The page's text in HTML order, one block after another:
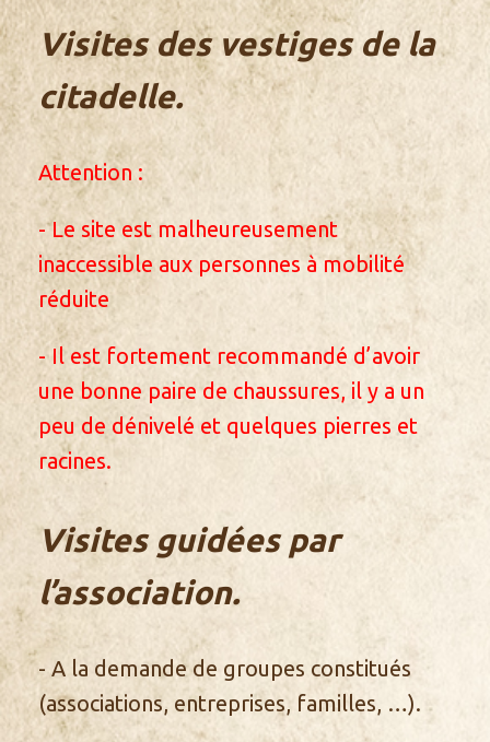
Visites des vestiges de la
citadelle.
Attention :
- Le site est malheureusement
inaccessible aux personnes à mobilité
réduite
- Il est fortement recommandé d’avoir
une bonne paire de chaussures, il y a un
peu de dénivelé et quelques pierres et
racines.
Visites guidées par
l’association.
- A la demande de groupes constitués
(associations, entreprises, familles, …).